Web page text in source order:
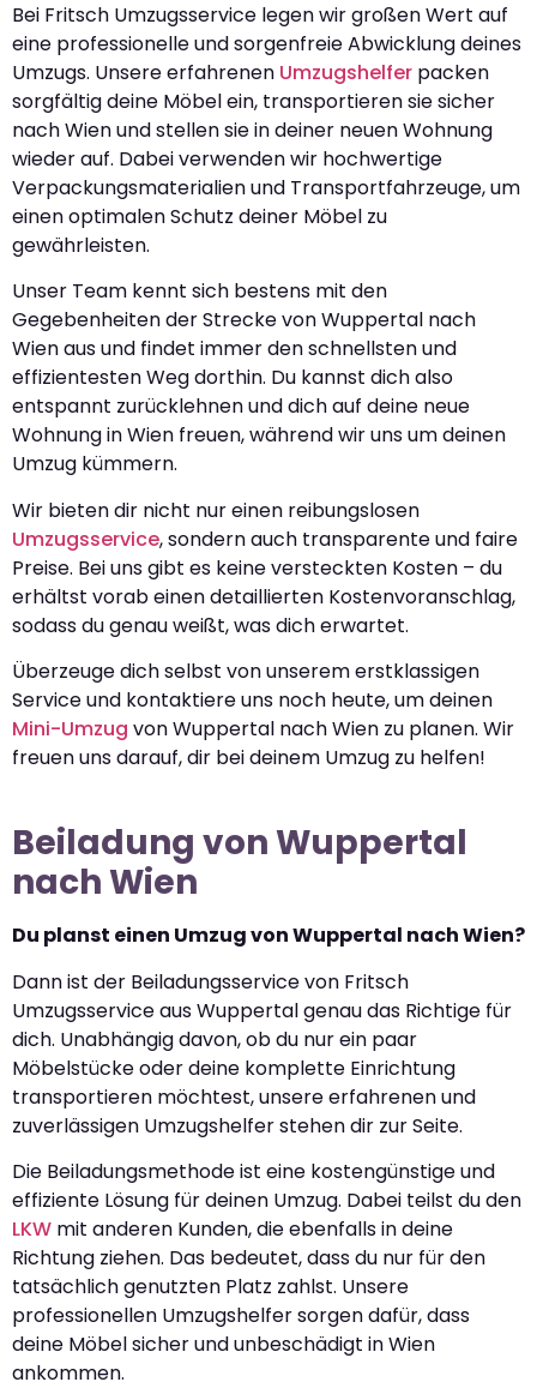
Bei Fritsch Umzugsservice legen wir großen Wert auf
eine professionelle und sorgenfreie Abwicklung deines
Umzugs. Unsere erfahrenen Umzugshelfer packen
sorgfältig deine Möbel ein, transportieren sie sicher
nach Wien und stellen sie in deiner neuen Wohnung
wieder auf. Dabei verwenden wir hochwertige
Verpackungsmaterialien und Transportfahrzeuge, um
einen optimalen Schutz deiner Möbel zu
gewährleisten.
Unser Team kennt sich bestens mit den
Gegebenheiten der Strecke von Wuppertal nach
Wien aus und findet immer den schnellsten und
effizientesten Weg dorthin. Du kannst dich also
entspannt zurücklehnen und dich auf deine neue
Wohnung in Wien freuen, während wir uns um deinen
Umzug kümmern.
Wir bieten dir nicht nur einen reibungslosen
Umzugsservice, sondern auch transparente und faire
Preise. Bei uns gibt es keine versteckten Kosten – du
erhältst vorab einen detaillierten Kostenvoranschlag,
sodass du genau weißt, was dich erwartet.
Überzeuge dich selbst von unserem erstklassigen
Service und kontaktiere uns noch heute, um deinen
Mini-Umzug von Wuppertal nach Wien zu planen. Wir
freuen uns darauf, dir bei deinem Umzug zu helfen!
Beiladung von Wuppertal
nach Wien
Du planst einen Umzug von Wuppertal nach Wien?
Dann ist der Beiladungsservice von Fritsch
Umzugsservice aus Wuppertal genau das Richtige für
dich. Unabhängig davon, ob du nur ein paar
Möbelstücke oder deine komplette Einrichtung
transportieren möchtest, unsere erfahrenen und
zuverlässigen Umzugshelfer stehen dir zur Seite.
Die Beiladungsmethode ist eine kostengünstige und
effiziente Lösung für deinen Umzug. Dabei teilst du den
LKW mit anderen Kunden, die ebenfalls in deine
Richtung ziehen. Das bedeutet, dass du nur für den
tatsächlich genutzten Platz zahlst. Unsere
professionellen Umzugshelfer sorgen dafür, dass
deine Möbel sicher und unbeschädigt in Wien
ankommen.